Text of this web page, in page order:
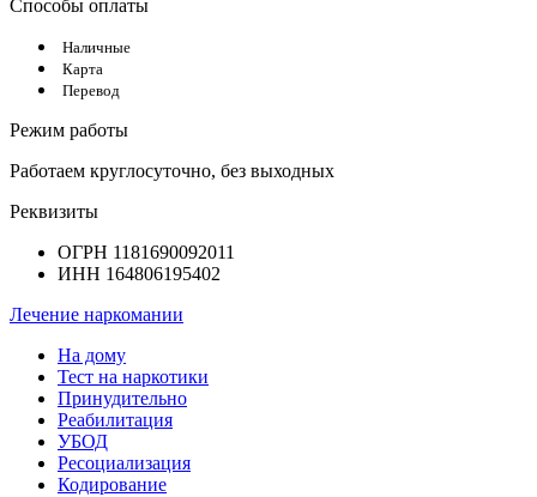
Способы оплаты
Наличные
Карта
Перевод
Режим работы
Работаем круглосуточно, без выходных
Реквизиты
ОГРН 1181690092011
ИНН 164806195402
Лечение наркомании
На дому
Тест на наркотики
Принудительно
Реабилитация
УБОД
Ресоциализация
Кодирование